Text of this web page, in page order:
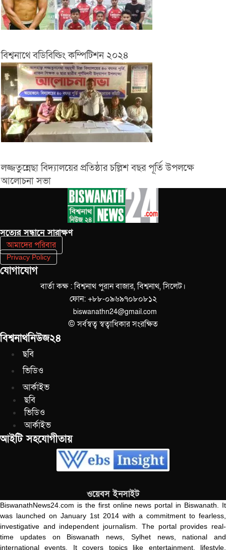
বিশ্বনাথে বডিবিল্ডিং কম্পিটিশন ২০২৪
লজ্জতুন্নেছা বিদ্যালয়ের প্রতিষ্ঠার চল্লিশ বছর পূর্তি উপলক্ষে
আলোচনা সভা
সত‌্যের সন্ধানে সারাক্ষণ
আমাদের পরিবার
Privacy Policy
যোগাযোগ
বার্তা কক্ষ : বিশ্বনাথ পুরান বাজার, বিশ্বনাথ, সিলেট।
ফোন: +৮৮-০৯৬৯৭০৮০৮১২
biswanathn24@gmail.com
© সর্বস্বত্ব স্বত্বাধিকার সংরক্ষিত
বিশ্বনাথনিউজ২৪
ছবি
ভিডিও
আর্কাইভ
ছবি
ভিডিও
আর্কাইভ
আইটি সহযোগীতায়
ওয়েবস ইনসাইট
BiswanathNews24.com is the first online news portal in Biswanath. It
was launched on January 1st 2014 with a commitment to fearless,
investigative and independent journalism. The portal provides real-
time updates on Biswanath news, Sylhet news, national and
international events. It covers topics like entertainment, lifestyle,